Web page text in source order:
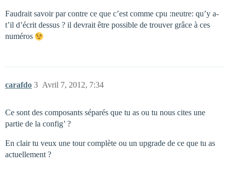
Faudrait savoir par contre ce que c’est comme cpu :neutre: qu’y a-
t’il d’écrit dessus ? il devrait être possible de trouver grâce à ces
numéros
carafdo Avril 7, 2012, 7:34
3
Ce sont des composants séparés que tu as ou tu nous cites une
partie de la config’ ?
En clair tu veux une tour complète ou un upgrade de ce que tu as
actuellement ?